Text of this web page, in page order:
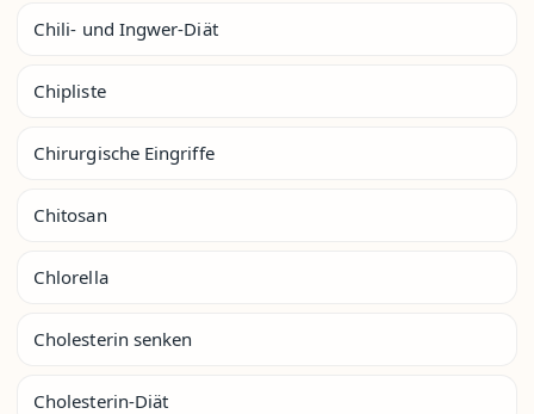
Chili- und Ingwer-Diät
Chipliste
Chirurgische Eingriffe
Chitosan
Chlorella
Cholesterin senken
Cholesterin-Diät